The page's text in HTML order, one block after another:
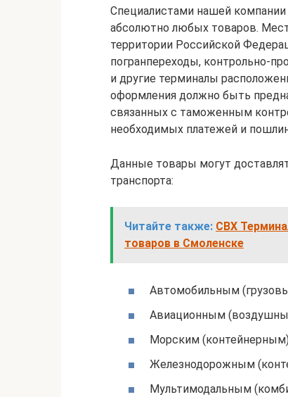
Специалистами нашей
абсолютно любых товаров.
территории Российской
погранпереходы, контрольно-
и другие терминалы
оформления должно быть
связанных с таможенным
необходимых платежей и
Данные товары могут
транспорта:
Читайте также: СВХ
товаров в Смоленске
Автомобильным
Авиационным
Морским
Железнодорожным
Мультимодальным